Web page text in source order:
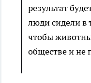
результат
люди сидели
чтобы
обществе и не